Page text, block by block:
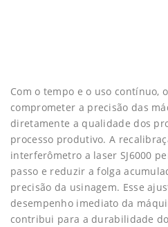
Com o tempo e o uso contínuo,
comprometer a precisão das
diretamente a qualidade dos
processo produtivo. A
interferômetro a laser SJ6000
passo e reduzir a folga
precisão da usinagem. Esse
desempenho imediato da
contribui para a durabilidade